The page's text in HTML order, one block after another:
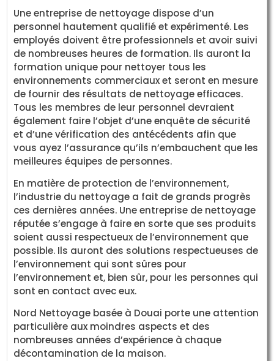
Une entreprise de nettoyage dispose d’un
personnel hautement qualifié et expérimenté. Les
employés doivent être professionnels et avoir suivi
de nombreuses heures de formation. Ils auront la
formation unique pour nettoyer tous les
environnements commerciaux et seront en mesure
de fournir des résultats de nettoyage efficaces.
Tous les membres de leur personnel devraient
également faire l’objet d’une enquête de sécurité
et d’une vérification des antécédents afin que
vous ayez l’assurance qu’ils n’embauchent que les
meilleures équipes de personnes.
En matière de protection de l’environnement,
l’industrie du nettoyage a fait de grands progrès
ces dernières années. Une entreprise de nettoyage
réputée s’engage à faire en sorte que ses produits
soient aussi respectueux de l’environnement que
possible. Ils auront des solutions respectueuses de
l’environnement qui sont sûres pour
l’environnement et, bien sûr, pour les personnes qui
sont en contact avec eux.
Nord Nettoyage basée à Douai porte une attention
particulière aux moindres aspects et des
nombreuses années d’expérience à chaque
décontamination de la maison.